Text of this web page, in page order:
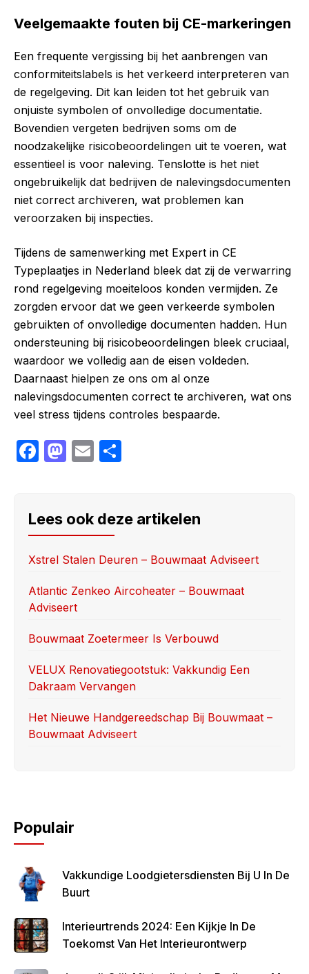
Veelgemaakte fouten bij CE-markeringen
Een frequente vergissing bij het aanbrengen van
conformiteitslabels is het verkeerd interpreteren van
de regelgeving. Dit kan leiden tot het gebruik van
onjuiste symbolen of onvolledige documentatie.
Bovendien vergeten bedrijven soms om de
noodzakelijke risicobeoordelingen uit te voeren, wat
essentieel is voor naleving. Tenslotte is het niet
ongebruikelijk dat bedrijven de nalevingsdocumenten
niet correct archiveren, wat problemen kan
veroorzaken bij inspecties.
Tijdens de samenwerking met Expert in CE
Typeplaatjes in Nederland bleek dat zij de verwarring
rond regelgeving moeiteloos konden vermijden. Ze
zorgden ervoor dat we geen verkeerde symbolen
gebruikten of onvolledige documenten hadden. Hun
ondersteuning bij risicobeoordelingen bleek cruciaal,
waardoor we volledig aan de eisen voldeden.
Daarnaast hielpen ze ons om al onze
nalevingsdocumenten correct te archiveren, wat ons
veel stress tijdens controles bespaarde.
F
e
b
o
o
k
M
o
d
o
n
E
e
Lees ook deze artikelen
Xstrel Stalen Deuren – Bouwmaat Adviseert
Atlantic Zenkeo Aircoheater – Bouwmaat
Adviseert
Bouwmaat Zoetermeer Is Verbouwd
VELUX Renovatiegootstuk: Vakkundig Een
Dakraam Vervangen
Het Nieuwe Handgereedschap Bij Bouwmaat –
Bouwmaat Adviseert
Populair
Vakkundige Loodgietersdiensten Bij U In De
Buurt
Interieurtrends 2024: Een Kijkje In De
Toekomst Van Het Interieurontwerp